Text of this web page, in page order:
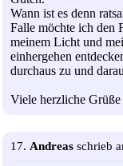
Wann ist es denn
Falle möchte ich den
meinem Licht und
einhergehen
durchaus zu und
Viele herzliche Grüße
17. Andreas schrieb